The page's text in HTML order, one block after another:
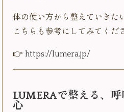
体の使い方から整えていきた
こちらも参考にしてみてくだ
👉 https://lumera.jp/
LUMERAで整える、
心